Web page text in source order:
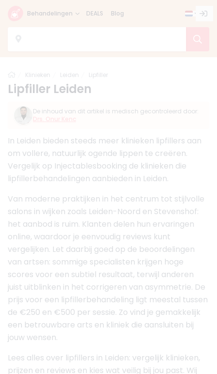
Behandelingen DEALS Blog
Home
Klinieken Leiden Lipfiller
Lipfiller Leiden
De inhoud van dit artikel is medisch gecontroleerd door:
Drs. Onur Kenc
In Leiden bieden steeds meer klinieken lipfillers aan
om vollere, natuurlijk ogende lippen te creëren.
Vergelijk op Injectablesbooking de klinieken die
lipfillerbehandelingen aanbieden in Leiden.
Van moderne praktijken in het centrum tot stijlvolle
salons in wijken zoals Leiden-Noord en Stevenshof:
het aanbod is ruim. Klanten delen hun ervaringen
online, waardoor je eenvoudig reviews kunt
vergelijken. Let daarbij goed op de beoordelingen
van artsen: sommige specialisten krijgen hoge
scores voor een subtiel resultaat, terwijl anderen
juist uitblinken in het corrigeren van asymmetrie. De
prijs voor een lipfillerbehandeling ligt meestal tussen
de €250 en €500 per sessie. Zo vind je gemakkelijk
een betrouwbare arts en kliniek die aansluiten bij
jouw wensen.
Lees alles over lipfillers in Leiden: vergelijk klinieken,
prijzen en reviews en kies wat veilig bij jou past. Wij